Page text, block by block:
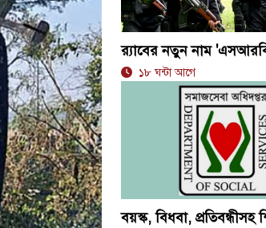
র‍্যাবের নতুন নাম
১৮ ঘন্টা আগে
বয়স্ক, বিধবা, প্রতিবন্ধীসহ